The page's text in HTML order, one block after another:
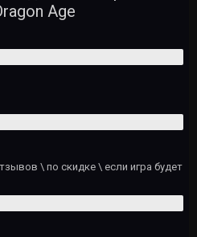
Age
\ по скидке \ если игра будет